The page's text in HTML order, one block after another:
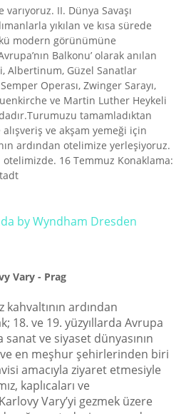
II. Dünya Savaşı
yıkılan ve kısa sürede
modern görünümüne
Balkonu’ olarak anılan
Albertinum, Güzel Sanatlar
Operası, Zwinger Sarayı,
ve Martin Luther Heykeli
tamamladıktan
ve akşam yemeği için
ardından otelimize yerleşiyoruz.
otelimizde. 16 Temmuz Konaklama:
by Wyndham Dresden
Vary - Prag
kahvaltının ardından
18. ve 19. yüzyıllarda Avrupa
sanat ve siyaset dünyasının
en meşhur şehirlerinden biri
amacıyla ziyaret etmesiyle
kaplıcaları ve
Vary’yi gezmek üzere